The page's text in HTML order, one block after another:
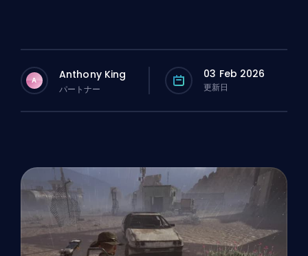
A Anthony King
パートナー
03 Feb 2026
更新日